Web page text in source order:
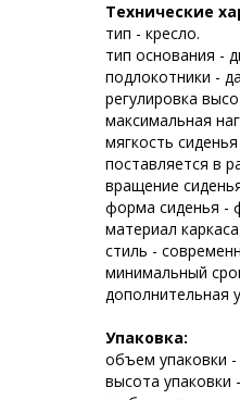
Технические
тип - кресло.
тип основания -
подлокотники -
регулировка
максимальная
мягкость
поставляется в
вращение
форма сиденья -
материал
стиль -
минимальный
дополнительная
Упаковка:
объем упаковки
высота упаковки